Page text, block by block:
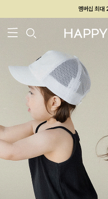
회원전용 아울렛,
멤버십 최
26SS 신상 BEST